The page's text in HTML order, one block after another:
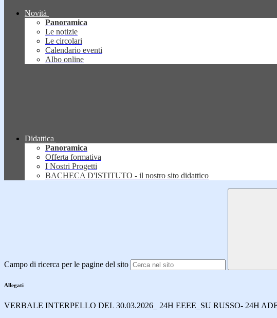
Novità
Panoramica
Le notizie
Le circolari
Calendario eventi
Albo online
Didattica
Panoramica
Offerta formativa
I Nostri Progetti
BACHECA D'ISTITUTO - il nostro sito didattico
Campo di ricerca per le pagine del sito
Allegati
VERBALE INTERPELLO DEL 30.03.2026_ 24H EEEE_SU RUSSO- 24H